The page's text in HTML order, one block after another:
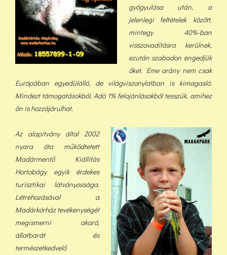
gyógyulása után, a
jelenlegi feltételek között,
mintegy 40%-ban
visszavadításra kerülnek,
ezután szabadon engedjük
őket. Eme arány nem csak
Európában egyedülálló, de világviszonylatban is kimagasló.
Mindezt támogatásokból, Adó 1% felajánlásokból tesszük, amihez
ön is hozzájárulhat.
Az alapítvány által 2002
nyara óta működtetett
Madármentő Kiállítás
Hortobágy egyik érdekes
turisztikai látványossága.
Létrehozásával a
Madárkórház tevékenységét
megismerni akaró,
állatbarát és
természetkedvelő